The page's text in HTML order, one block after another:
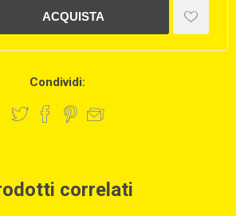
Condividi:
correlati